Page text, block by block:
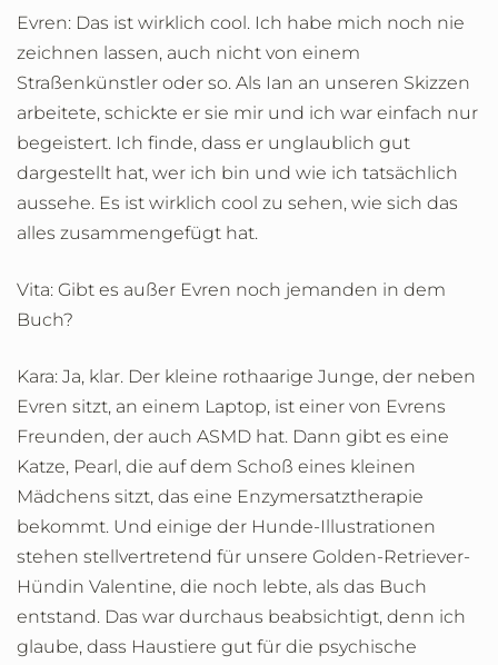
Evren: Das ist wirklich cool. Ich habe mich noch nie
zeichnen lassen, auch nicht von einem
Straßenkünstler oder so. Als Ian an unseren Skizzen
arbeitete, schickte er sie mir und ich war einfach nur
begeistert. Ich finde, dass er unglaublich gut
dargestellt hat, wer ich bin und wie ich tatsächlich
aussehe. Es ist wirklich cool zu sehen, wie sich das
alles zusammengefügt hat.
Vita: Gibt es außer Evren noch jemanden in dem
Buch?
Kara: Ja, klar. Der kleine rothaarige Junge, der neben
Evren sitzt, an einem Laptop, ist einer von Evrens
Freunden, der auch ASMD hat. Dann gibt es eine
Katze, Pearl, die auf dem Schoß eines kleinen
Mädchens sitzt, das eine Enzymersatztherapie
bekommt. Und einige der Hunde-Illustrationen
stehen stellvertretend für unsere Golden-Retriever-
Hündin Valentine, die noch lebte, als das Buch
entstand. Das war durchaus beabsichtigt, denn ich
glaube, dass Haustiere gut für die psychische